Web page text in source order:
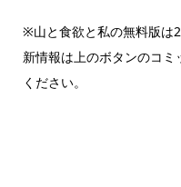
※山と食欲と私の無料版は
新情報は上のボタンのコ
ください。